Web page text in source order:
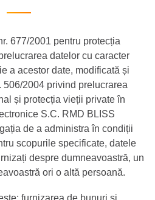
677/2001 pentru protecția
datelor cu caracter
a acestor date, modificată și
2004 privind prelucrarea
și protecția vieții private în
S.C. RMD BLISS
de a administra în condiții
scopurile specificate, datele
despre dumneavoastră, un
ori o altă persoană.
furnizarea de bunuri și